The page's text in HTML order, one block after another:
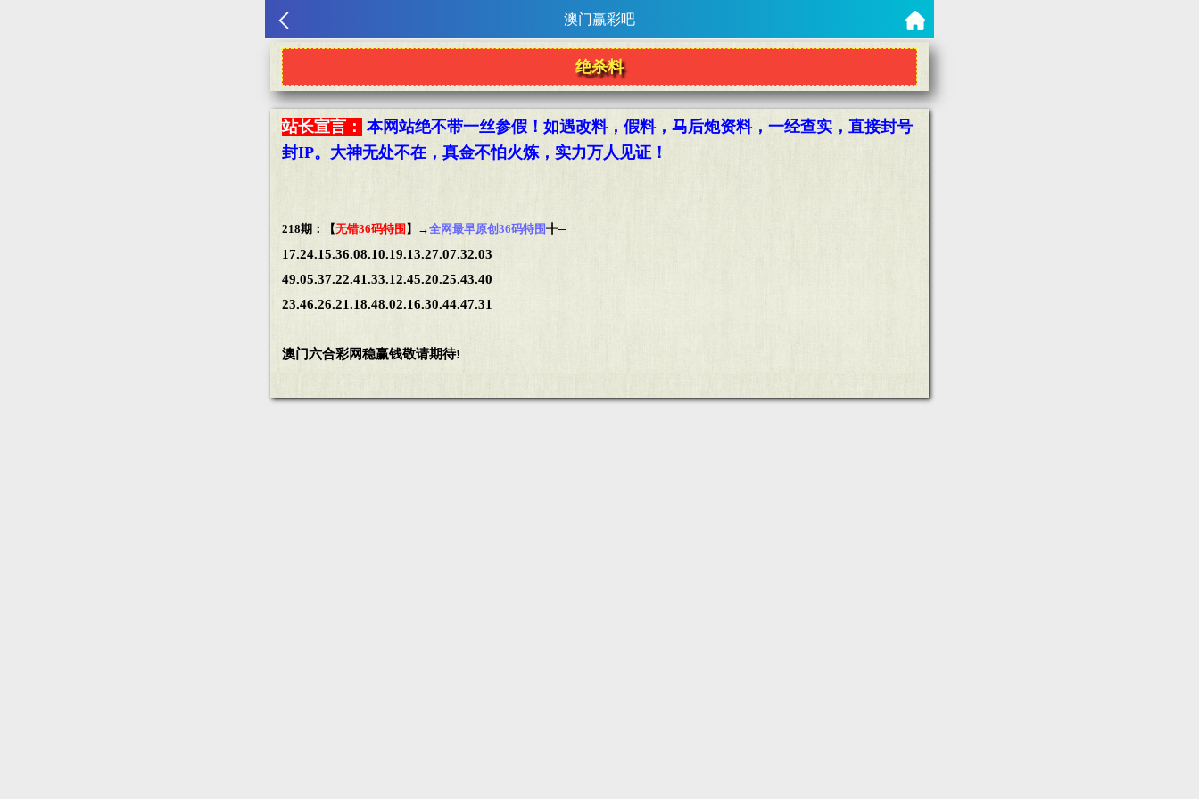
澳门赢彩吧
绝杀料
站长宣言：
本网站绝不带一丝参假！如遇改料，假料，马后炮资料，一经查实，直接封号
封IP。大神无处不在，真金不怕火炼，实力万人见证！
218期：【无错36码特围 】→全网最早原创36码特围╂─
17.24.15.36.08.10.19.13.27.07.32.03
49.05.37.22.41.33.12.45.20.25.43.40
23.46.26.21.18.48.02.16.30.44.47.31
澳门六合彩网稳赢钱敬请期待!